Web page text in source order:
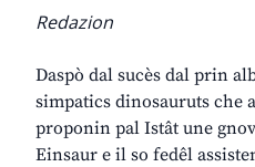
Redazion
Daspò dal sucès dal prin
simpatics dinosauruts che
proponin pal Istât une
Einsaur e il so fedêl